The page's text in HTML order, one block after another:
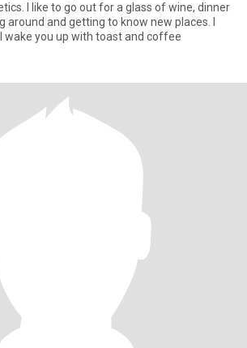
I like to go out for a glass of wine, dinner
around and getting to know new places. I
wake you up with toast and coffee